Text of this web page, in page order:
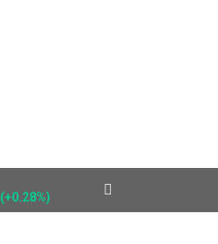
(+0.28%)